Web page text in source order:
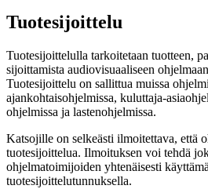
Tuotesijoittelu
Tuotesijoittelulla tarkoitetaan tuotteen,
sijoittamista audiovisuaaliseen
Tuotesijoittelu on sallittua muissa
ajankohtaisohjelmissa, kuluttaja-
ohjelmissa ja lastenohjelmissa.
Katsojille on selkeästi ilmoitettava, että
tuotesijoittelua. Ilmoituksen voi tehdä
ohjelmatoimijoiden yhtenäisesti
tuotesijoittelutunnuksella.